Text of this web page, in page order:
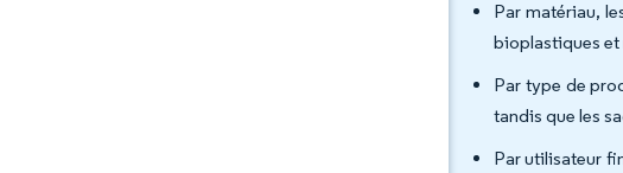
Par matériau,
bioplastiques et
Par type de
tandis que les
Par utilisateur